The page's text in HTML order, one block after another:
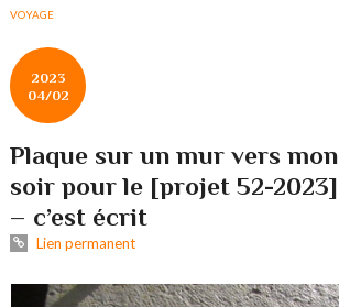
VOYAGE
2023
04/02
Plaque sur un mur vers
soir pour le [projet 52-
– c’est écrit
Lien permanent